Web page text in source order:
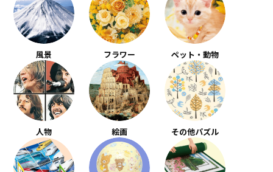
風景 フラワー ペット・動物
人物 絵画 その他パズル